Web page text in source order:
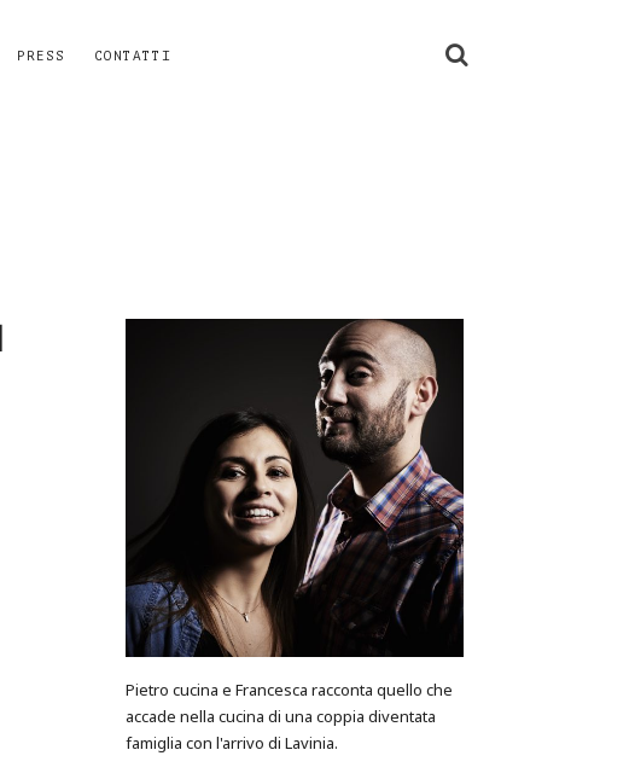
PRESS CONTATTI
Pietro cucina e Francesca racconta quello che
accade nella cucina di una coppia diventata
famiglia con l'arrivo di Lavinia.